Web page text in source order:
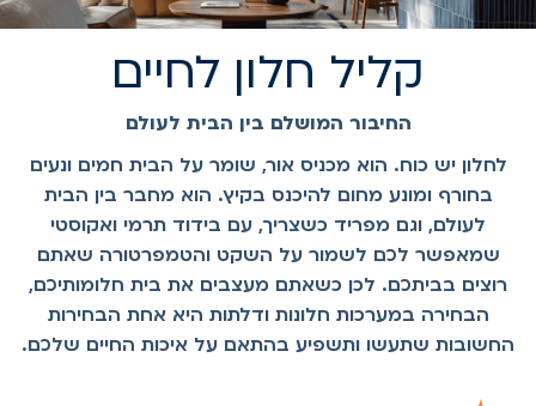
קליל חלון לחיים
החיבור המושלם בין הבית לעולם
לחלון יש כוח. הוא מכניס אור, שומר על הבית חמים ונעים
בחורף ומונע מחום להיכנס בקיץ. הוא מחבר בין הבית
לעולם, וגם מפריד כשצריך, עם בידוד תרמי ואקוסטי
שמאפשר לכם לשמור על השקט והטמפרטורה שאתם
רוצים בביתכם. לכן כשאתם מעצבים את בית חלומותיכם,
הבחירה במערכות חלונות ודלתות היא אחת הבחירות
החשובות שתעשו ותשפיע בהתאם על איכות החיים שלכם.